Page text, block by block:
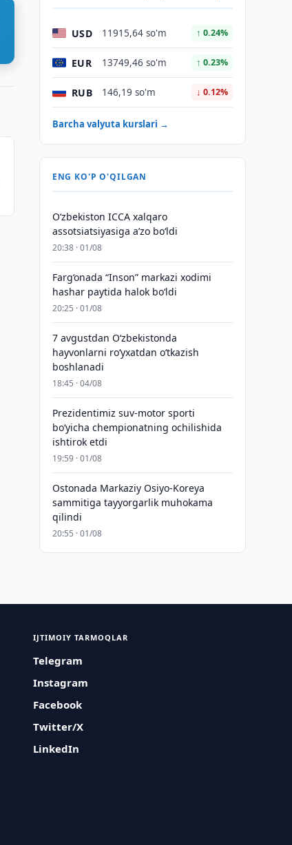
USD 11915,64 so'm ↑ 0.24%
EUR 13749,46 so'm ↑ 0.23%
RUB 146,19 so'm ↓ 0.12%
Barcha valyuta kurslari →
ENG KO'P O'QILGAN
O‘zbekiston ICCA xalqaro
assotsiatsiyasiga aʼzo bo‘ldi
20:38 · 01/08
Farg‘onada “Inson” markazi xodimi
hashar paytida halok bo‘ldi
20:25 · 01/08
7 avgustdan O‘zbekistonda
hayvonlarni ro‘yxatdan o‘tkazish
boshlanadi
18:45 · 04/08
Prezidentimiz suv-motor sporti
bo‘yicha chempionatning ochilishida
ishtirok etdi
19:59 · 01/08
Ostonada Markaziy Osiyo-Koreya
sammitiga tayyorgarlik muhokama
qilindi
20:55 · 01/08
IJTIMOIY TARMOQLAR
Telegram
Instagram
Facebook
Twitter/X
LinkedIn